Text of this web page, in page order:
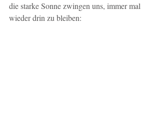
die starke Sonne zwingen uns, immer mal
wieder drin zu bleiben: